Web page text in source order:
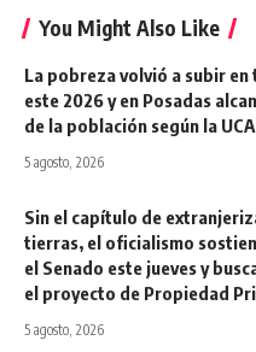
You Might Also Like
La pobreza volvió a subir
este 2026 y en Posadas
de la población según la UCA
5 agosto, 2026
Sin el capítulo de
tierras, el oficialismo
el Senado este jueves y
el proyecto de Propiedad
5 agosto, 2026